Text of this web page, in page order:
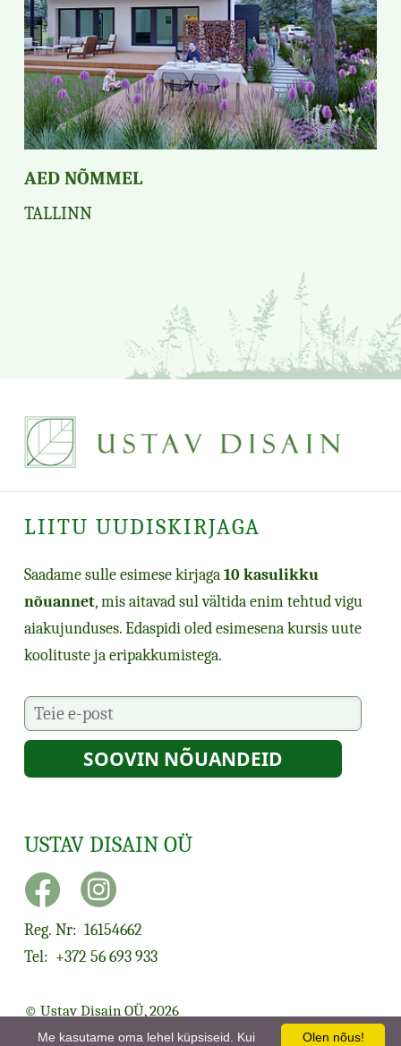
AED NÕMMEL
TALLINN
LIITU UUDISKIRJAGA
Saadame sulle esimese kirjaga10 kasulikku
nõuannet, mis aitavad sul vältida enim tehtud vigu
aiakujunduses. Edaspidi oled esimesena kursis uute
koolituste ja eripakkumistega.
USTAV DISAIN OÜ
Reg. Nr: 16154662
Tel: +372 56 693 933
© Ustav Disain OÜ, 2026
Privaatsuspoliitika
Olen nõus!
Me kasutame oma lehel küpsiseid. Kui